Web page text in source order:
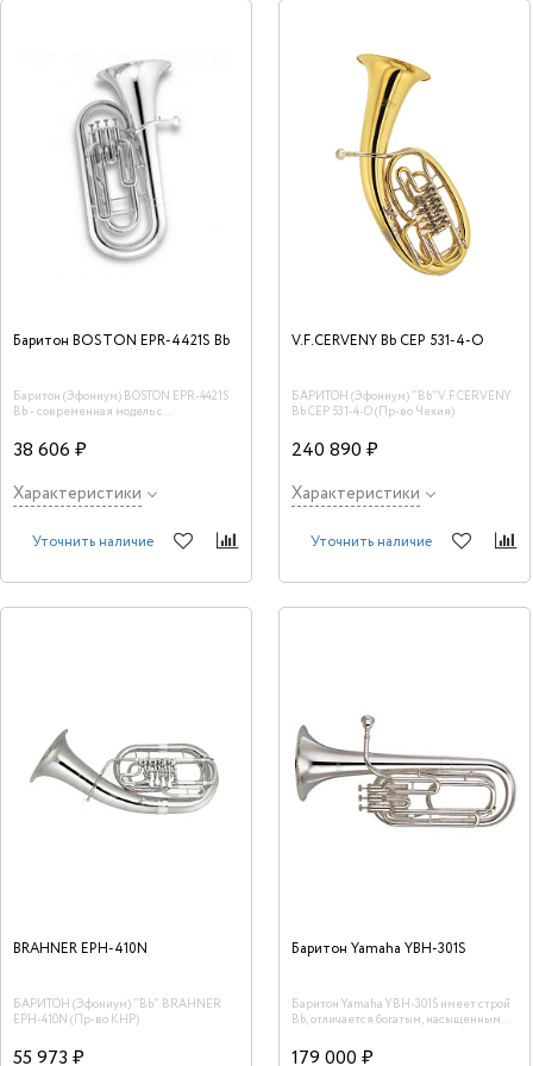
Баритон BOSTON EPR-4421S Bb
Баритон (Эфониум) BOSTON EPR-4421S
Bb - современная модель с
благородным звучанием. В комплекте -
мундштук и фирменный кейс.
38 606 ₽
Характеристики
Уточнить наличие
V.F.CERVENY Bb CEP 531-4-O
БАРИТОН (Эфониум) "Bb"V.F.CERVENY
Bb CEP 531-4-O (Пр-во Чехия)
240 890 ₽
Характеристики
Уточнить наличие
BRAHNER EPH-410N
БАРИТОН (Эфониум) "Bb" BRAHNER
EPH-410N (Пр-во КНР)
55 973 ₽
Баритон Yamaha YBH-301S
Баритон Yamaha YBH-301S имеет строй
Bb, отличается богатым, насыщенным
игровыми качествами и превосходным
179 000 ₽